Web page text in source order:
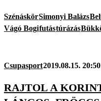
SzénáskörSimonyi Balázs
Vágó Bogifutástúrázás
Csupasport2019.08.15. 20:50
RAJTOL A